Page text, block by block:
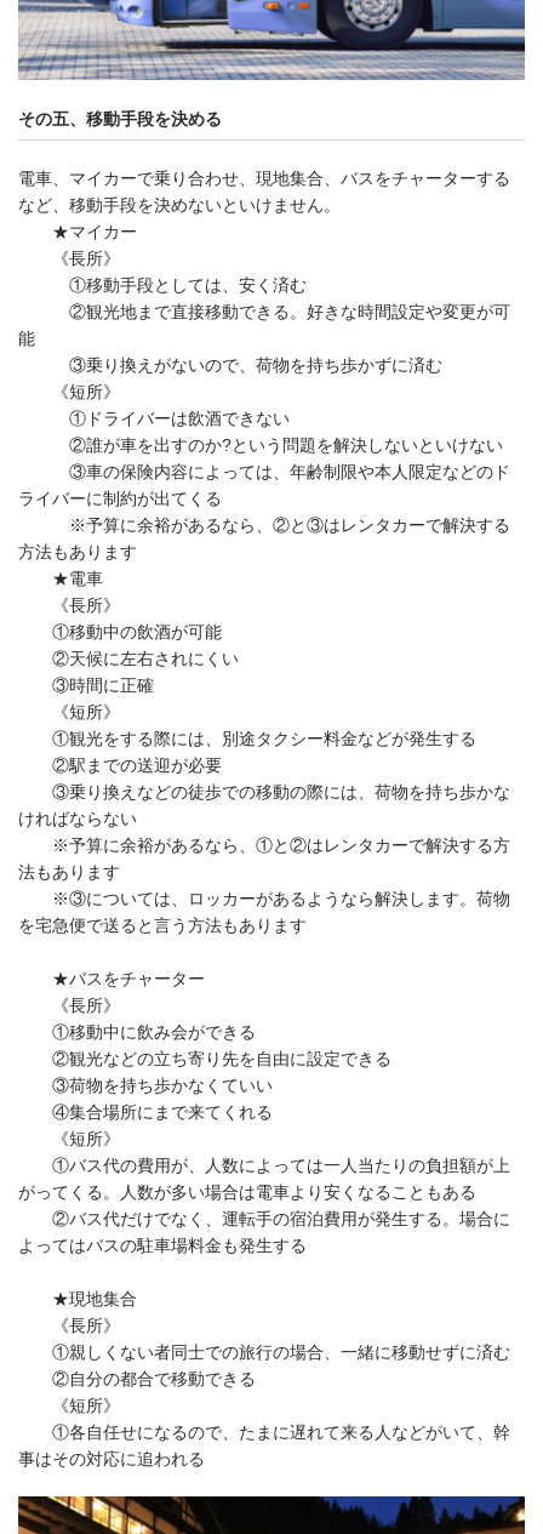
その五、移動手段を決める
電車、マイカーで乗り合わせ、現地集合、バスをチャーターする
など、移動手段を決めないといけません。
★マイカー
《長所》
①移動手段としては、安く済む
②観光地まで直接移動できる。好きな時間設定や変更が可
能
③乗り換えがないので、荷物を持ち歩かずに済む
《短所》
①ドライバーは飲酒できない
②誰が車を出すのか?という問題を解決しないといけない
③車の保険内容によっては、年齢制限や本人限定などのド
ライバーに制約が出てくる
※予算に余裕があるなら、②と③はレンタカーで解決する
方法もあります
★電車
《長所》
①移動中の飲酒が可能
②天候に左右されにくい
③時間に正確
《短所》
①観光をする際には、別途タクシー料金などが発生する
②駅までの送迎が必要
③乗り換えなどの徒歩での移動の際には、荷物を持ち歩かな
ければならない
※予算に余裕があるなら、①と②はレンタカーで解決する方
法もあります
※③については、ロッカーがあるようなら解決します。荷物
を宅急便で送ると言う方法もあります
★バスをチャーター
《長所》
①移動中に飲み会ができる
②観光などの立ち寄り先を自由に設定できる
③荷物を持ち歩かなくていい
④集合場所にまで来てくれる
《短所》
①バス代の費用が、人数によっては一人当たりの負担額が上
がってくる。人数が多い場合は電車より安くなることもある
②バス代だけでなく、運転手の宿泊費用が発生する。場合に
よってはバスの駐車場料金も発生する
★現地集合
《長所》
①親しくない者同士での旅行の場合、一緒に移動せずに済む
②自分の都合で移動できる
《短所》
①各自任せになるので、たまに遅れて来る人などがいて、幹
事はその対応に追われる